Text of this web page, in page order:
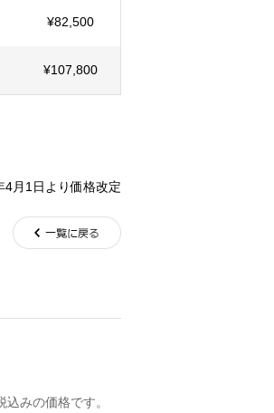
¥82,500
¥107,800
4月1日より価格改定
す。